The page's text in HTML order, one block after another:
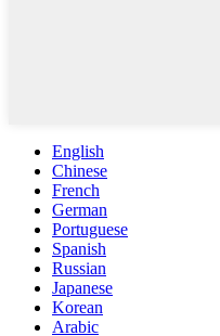
English
Chinese
French
German
Portuguese
Spanish
Russian
Japanese
Korean
Arabic